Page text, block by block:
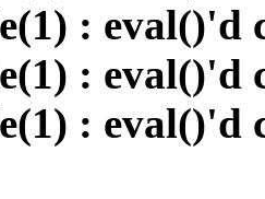
: eval()'d
: eval()'d
: eval()'d